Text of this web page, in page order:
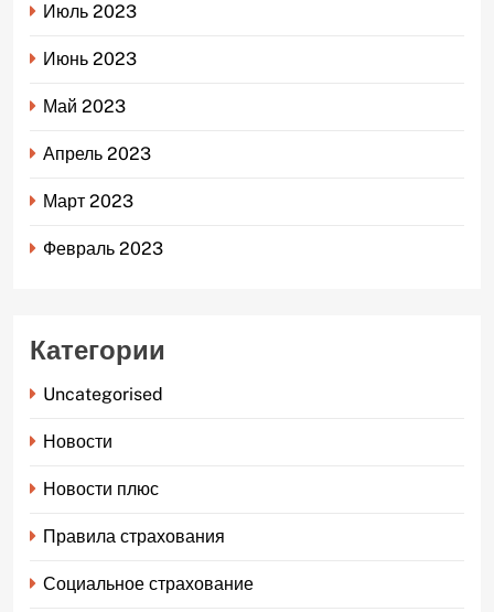
Июль 2023
Июнь 2023
Май 2023
Апрель 2023
Март 2023
Февраль 2023
Категории
Uncategorised
Новости
Новости плюс
Правила страхования
Социальное страхование